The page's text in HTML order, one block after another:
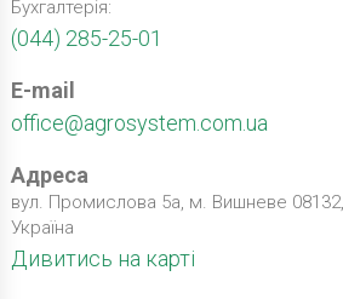
Бухгалтерія:
(044) 285-25-01
E-mail
office@agrosystem.com.ua
Адреса
вул. Промислова 5а, м. Вишневе 08132,
Україна
Дивитись на карті